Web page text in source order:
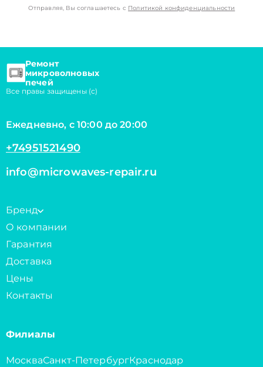
Отправляя, Вы соглашаетесь с Политикой конфиденциальности
Ремонт
микроволновых
печей
Все правы защищены (с)
Ежедневно, с 10:00 до 20:00
+74951521490
info@microwaves-repair.ru
Бренд
О компании
Гарантия
Доставка
Цены
Контакты
Филиалы
МоскваСанкт-ПетербургКраснодар